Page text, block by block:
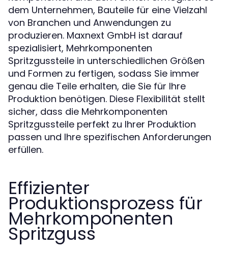
dem Unternehmen, Bauteile für eine Vielzahl
von Branchen und Anwendungen zu
produzieren. Maxnext GmbH ist darauf
spezialisiert, Mehrkomponenten
Spritzgussteile in unterschiedlichen Größen
und Formen zu fertigen, sodass Sie immer
genau die Teile erhalten, die Sie für Ihre
Produktion benötigen. Diese Flexibilität stellt
sicher, dass die Mehrkomponenten
Spritzgussteile perfekt zu Ihrer Produktion
passen und Ihre spezifischen Anforderungen
erfüllen.
Effizienter
Produktionsprozess für
Mehrkomponenten
Spritzguss